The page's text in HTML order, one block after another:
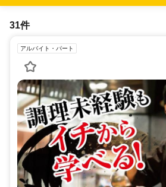
31件
アルバイト・パート